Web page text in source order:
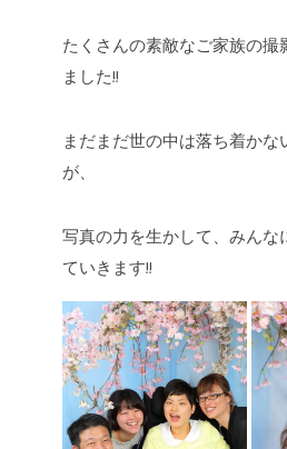
たくさんの素敵なご家族の撮
ました!!
まだまだ世の中は落ち着かな
が、
写真の力を生かして、みんな
ていきます!!